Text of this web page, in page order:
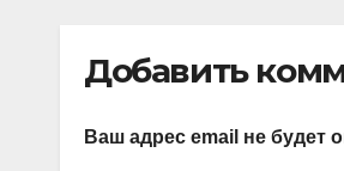
Добавить
Ваш адрес email не будет